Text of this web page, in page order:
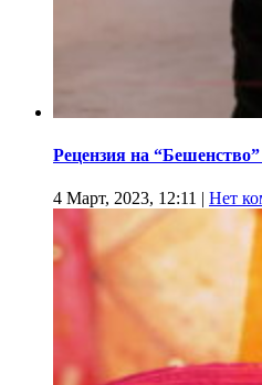
Рецензия на
4 Март, 2023, 12:11 | Нет